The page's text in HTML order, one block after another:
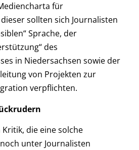
für
sollten sich Journalisten
Sprache, der
des
in Niedersachsen sowie der
von Projekten zur
verpflichten.
die eine solche
unter Journalisten